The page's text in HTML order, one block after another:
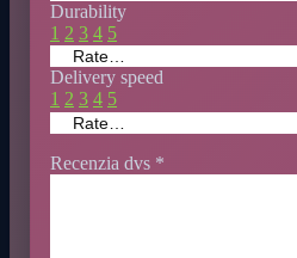
Durability
1 2 3 4 5
Delivery speed
1 2 3 4 5
Recenzia dvs *